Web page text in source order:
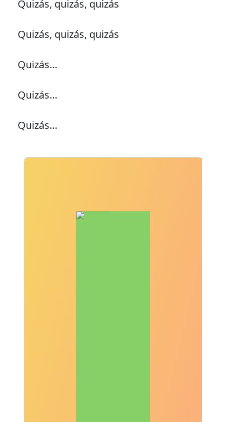
Quizás, quizás, quizás
Quizás, quizás, quizás
Quizás…
Quizás…
Quizás…